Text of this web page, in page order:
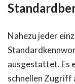
Nahezu jeder
ausgestattet. Es
schnellen Zugriff